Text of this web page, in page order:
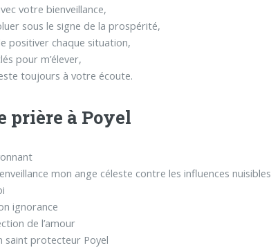
votre bienveillance,
sous le signe de la prospérité,
positiver chaque situation,
pour m’élever,
toujours à votre écoute.
prière à Poyel
mon ange céleste contre les influences nuisibles
ignorance
de l’amour
saint protecteur Poyel